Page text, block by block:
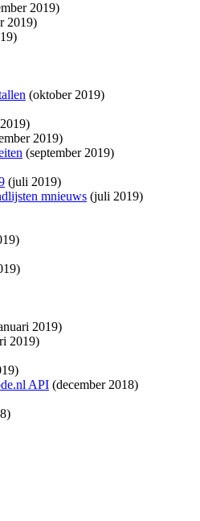
2019)
2019)
(oktober 2019)
2019)
(september 2019)
(juli 2019)
mnieuws (juli 2019)
2019)
2019)
API (december 2018)